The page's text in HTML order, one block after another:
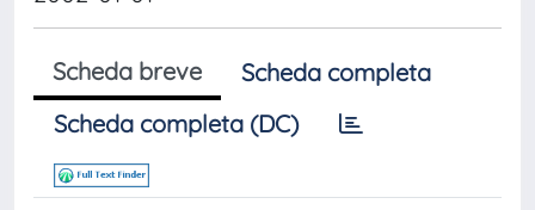
Scheda breve
Scheda completa
Scheda completa (DC)